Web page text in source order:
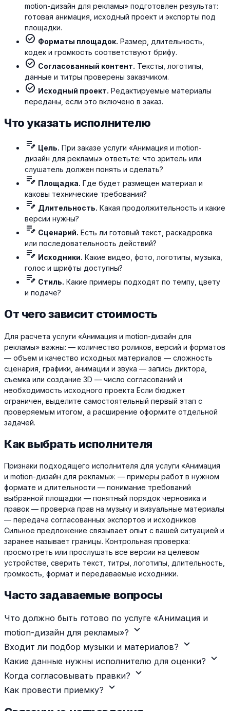
motion-дизайн для рекламы» подготовлен результат:
готовая анимация, исходный проект и экспорты под
площадки.
check_circle Форматы площадок. Размер, длительность,
кодек и громкость соответствуют брифу.
check_circle Согласованный контент. Тексты, логотипы,
данные и титры проверены заказчиком.
check_circle Исходный проект. Редактируемые материалы
переданы, если это включено в заказ.
Что указать исполнителю
edit_note Цель. При заказе услуги «Анимация и motion-
дизайн для рекламы» ответьте: что зритель или
слушатель должен понять и сделать?
edit_note Площадка. Где будет размещен материал и
каковы технические требования?
edit_note Длительность. Какая продолжительность и какие
версии нужны?
edit_note Сценарий. Есть ли готовый текст, раскадровка
или последовательность действий?
edit_note Исходники. Какие видео, фото, логотипы, музыка,
голос и шрифты доступны?
edit_note Стиль. Какие примеры подходят по темпу, цвету
и подаче?
От чего зависит стоимость
Для расчета услуги «Анимация и motion-дизайн для
рекламы» важны: — количество роликов, версий и форматов
— объем и качество исходных материалов — сложность
сценария, графики, анимации и звука — запись диктора,
съемка или создание 3D — число согласований и
необходимость исходного проекта Если бюджет
ограничен, выделите самостоятельный первый этап с
проверяемым итогом, а расширение оформите отдельной
задачей.
Как выбрать исполнителя
Признаки подходящего исполнителя для услуги «Анимация
и motion-дизайн для рекламы»: — примеры работ в нужном
формате и длительности — понимание требований
выбранной площадки — понятный порядок черновика и
правок — проверка прав на музыку и визуальные материалы
— передача согласованных экспортов и исходников
Сильное предложение связывает опыт с вашей ситуацией и
заранее называет границы. Контрольная проверка:
просмотреть или прослушать все версии на целевом
устройстве, сверить текст, титры, логотипы, длительность,
громкость, формат и передаваемые исходники.
Часто задаваемые вопросы
Что должно быть готово по услуге «Анимация и
motion-дизайн для рекламы»? expand_more
Входит ли подбор музыки и материалов? expand_more
Какие данные нужны исполнителю для оценки? expand_more
Когда согласовывать правки? expand_more
Как провести приемку? expand_more